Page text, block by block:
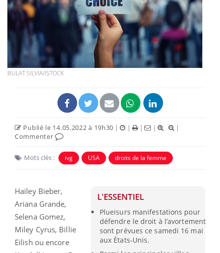
BULAT SILVIA/ISTOCK
Publié le 14.05.2022 à 19h30 | | | |
|
Commenter
Mots clés : ivg USA droits de la femme
L'ESSENTIEL
Plueisurs manifestations pour
défendre le droit à l’avortement
sont prévues ce samedi 16 mai
aux États-Unis.
Hailey Bieber,
Ariana Grande,
Selena Gomez,
Miley Cyrus, Billie
Eilish ou encore